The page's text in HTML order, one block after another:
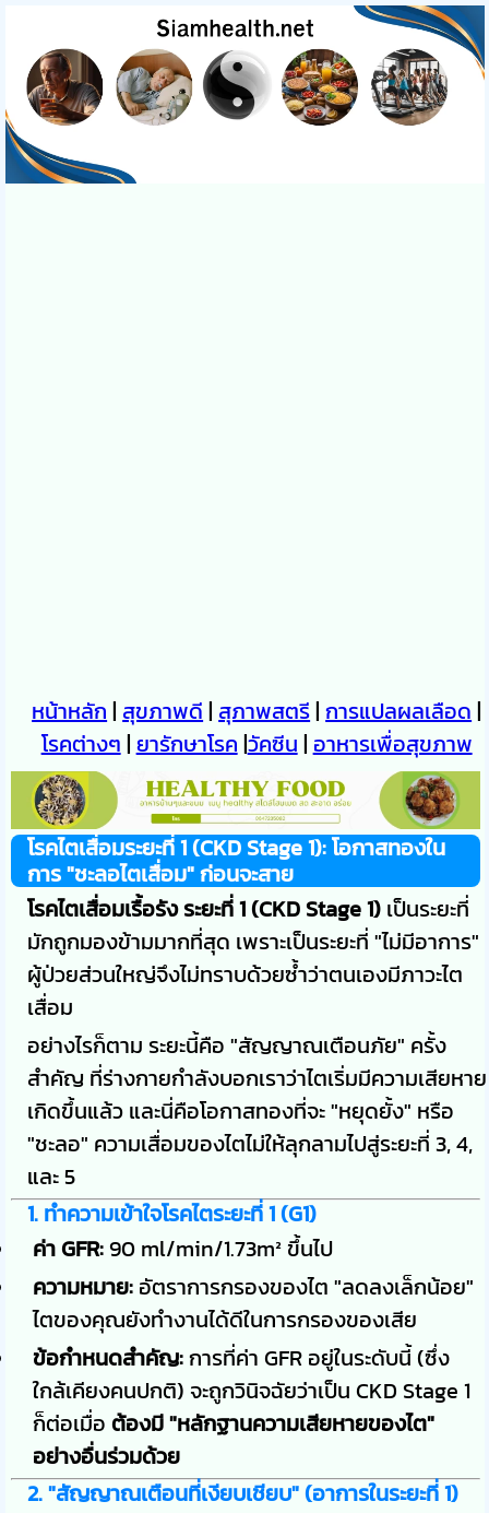
หน้าหลัก | สุขภาพดี | สุภาพสตรี|การแปลผลเลือด |
โรคต่างๆ | ยารักษาโรค |วัคซีน | อาหารเพื่อสุขภาพ
โรคไตเสื่อมระยะที่ 1 (CKD Stage 1): โอกาสทองใน
การ "ชะลอไตเสื่อม" ก่อนจะสาย
โรคไตเสื่อมเรื้อรัง ระยะที่ 1 (CKD Stage 1) เป็นระยะที่
มักถูกมองข้ามมากที่สุด เพราะเป็นระยะที่ "ไม่มีอาการ"
ผู้ป่วยส่วนใหญ่จึงไม่ทราบด้วยซ้ำว่าตนเองมีภาวะไต
เสื่อม
อย่างไรก็ตาม ระยะนี้คือ "สัญญาณเตือนภัย" ครั้ง
สำคัญ ที่ร่างกายกำลังบอกเราว่าไตเริ่มมีความเสียหาย
เกิดขึ้นแล้ว และนี่คือโอกาสทองที่จะ "หยุดยั้ง" หรือ
"ชะลอ" ความเสื่อมของไตไม่ให้ลุกลามไปสู่ระยะที่ 3, 4,
และ 5
1. ทำความเข้าใจโรคไตระยะที่ 1 (G1)
ค่า GFR:90 ml/min/1.73m² ขึ้นไป
ความหมาย: อัตราการกรองของไต "ลดลงเล็กน้อย"
ไตของคุณยังทำงานได้ดีในการกรองของเสีย
ข้อกำหนดสำคัญ:การที่ค่า GFR อยู่ในระดับนี้ (ซึ่ง
ใกล้เคียงคนปกติ) จะถูกวินิจฉัยว่าเป็น CKD Stage 1
ก็ต่อเมื่อ ต้องมี "หลักฐานความเสียหายของไต"
อย่างอื่นร่วมด้วย
2. "สัญญาณเตือนที่เงียบเชียบ" (อาการในระยะที่ 1)